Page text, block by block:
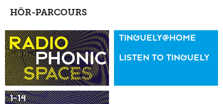
2001
2000
1999
1998
1997
HÖR-PARCOURS
TINGUELY@HOME
LISTEN TO TINGUELY
1-14